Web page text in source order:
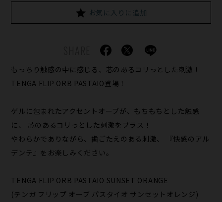
お気に入りに追加
もっちり触感の中に感じる、芯のあるコリっとした刺激！
TENGA FLIP ORB PASTAIO登場！
ゲルに包まれたアクセントオーブが、もちもちとした触感
に、 芯のあるコリっとした刺激をプラス！
やわらかでありながら、歯ごたえのある刺激、 『快感のアル
デンテ』をお楽しみください。
TENGA FLIP ORB PASTAIO SUNSET ORANGE
(テンガ フリップ オーブ パスタイオ サンセットオレンジ)